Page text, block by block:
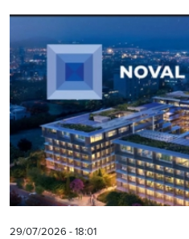
29/07/2026 - 18:01